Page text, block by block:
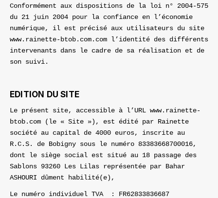
Conformément aux dispositions de la loi n° 2004-575
du 21 juin 2004 pour la confiance en l’économie
numérique, il est précisé aux utilisateurs du site
www.rainette-btob.com.com l’identité des différents
intervenants dans le cadre de sa réalisation et de
son suivi.
EDITION DU SITE
Le présent site, accessible à l’URL www.rainette-
btob.com (le « Site »), est édité par Rainette
société au capital de 4000 euros, inscrite au
R.C.S. de Bobigny sous le numéro 83383668700016,
dont le siège social est situé au 18 passage des
Sablons 93260 Les Lilas représentée par Bahar
ASHOURI dûment habilité(e),
Le numéro individuel TVA : FR62833836687